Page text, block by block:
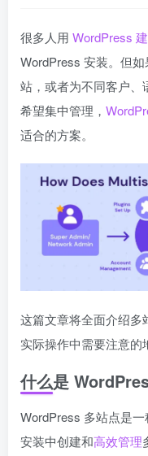
很多人用 WordPress
WordPress 安装。但
站，或者为不同客户、
希望集中管理，
适合的方案。
这篇文章将全面介绍多
实际操作中需要注意的
什么是
WordPress 多站点是
安装中创建和高效管理